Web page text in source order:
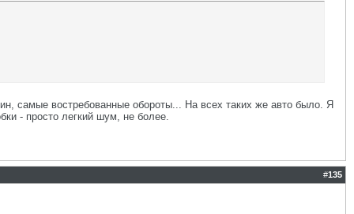
самые востребованные обороты... На всех таких же авто было. Я
- просто легкий шум, не более.
#135